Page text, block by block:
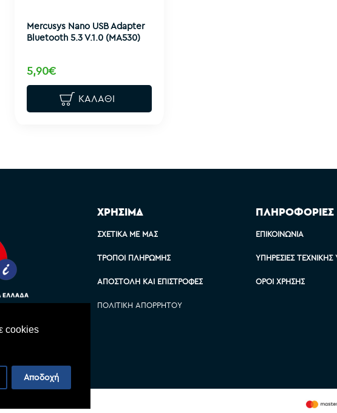
cookies
Αποδοχή
Mercusys Nano USB Adapter
Bluetooth 5.3 V.1.0 (MA530)
5,90€
ΚΑΛΆΘΙ
ΧΡΗΣΙΜΑ
ΣΧΕΤΙΚΆ ΜΕ ΜΑΣ
ΤΡΌΠΟΙ ΠΛΗΡΩΜΉΣ
ΑΠΟΣΤΟΛΉ ΚΑΙ ΕΠΙΣΤΡΟΦΈΣ
ΠΟΛΙΤΙΚΉ ΑΠΟΡΡΉΤΟΥ
ΠΛΗΡΟΦΟΡΙΕΣ
ΕΠΙΚΟΙΝΩΝΊΑ
ΥΠΗΡΕΣΊΕΣ
ΌΡΟΙ ΧΡΉΣΗΣ